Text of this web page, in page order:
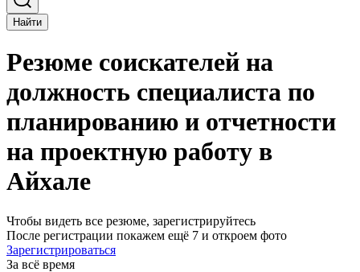
Найти
Резюме соискателей на
должность специалиста по
планированию и отчетности
на проектную работу в
Айхале
Чтобы видеть все резюме, зарегистрируйтесь
После регистрации покажем ещё 7 и откроем фото
Зарегистрироваться
За всё время